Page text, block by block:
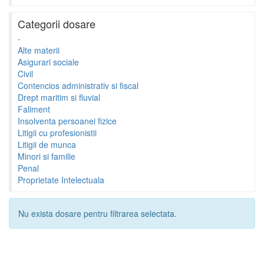
Categorii dosare
-
Alte materii
Asigurari sociale
Civil
Contencios administrativ si fiscal
Drept maritim si fluvial
Faliment
Insolventa persoanei fizice
Litigii cu profesionistii
Litigii de munca
Minori si familie
Penal
Proprietate Intelectuala
Nu exista dosare pentru filtrarea selectata.